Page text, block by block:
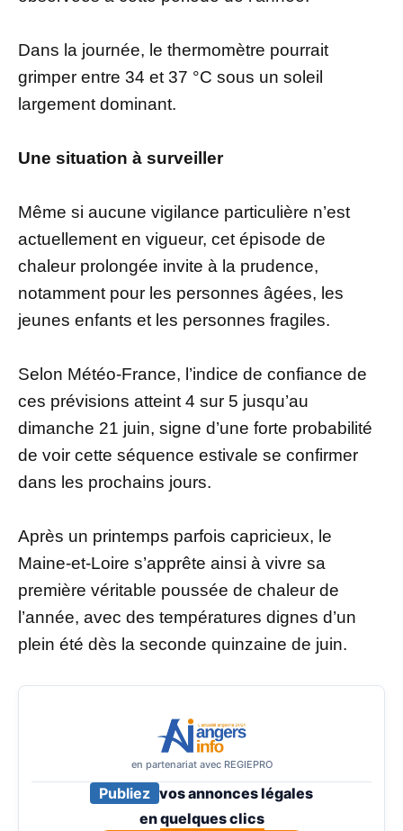
Dans la journée, le thermomètre pourrait
grimper entre 34 et 37 °C sous un soleil
largement dominant.
Une situation à surveiller
Même si aucune vigilance particulière n’est
actuellement en vigueur, cet épisode de
chaleur prolongée invite à la prudence,
notamment pour les personnes âgées, les
jeunes enfants et les personnes fragiles.
Selon Météo-France, l’indice de confiance de
ces prévisions atteint 4 sur 5 jusqu’au
dimanche 21 juin, signe d’une forte probabilité
de voir cette séquence estivale se confirmer
dans les prochains jours.
Après un printemps parfois capricieux, le
Maine-et-Loire s’apprête ainsi à vivre sa
première véritable poussée de chaleur de
l’année, avec des températures dignes d’un
plein été dès la seconde quinzaine de juin.
en partenariat avec REGIEPRO
Publiez vos annonces légales
enquelques clics